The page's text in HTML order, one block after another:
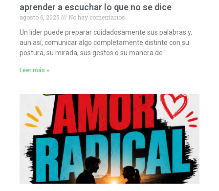
aprender a escuchar lo que no se dice
agosto 6, 2026
No hay comentarios
Un líder puede preparar cuidadosamente sus palabras y,
aun así, comunicar algo completamente distinto con su
postura, su mirada, sus gestos o su manera de
Leer más »